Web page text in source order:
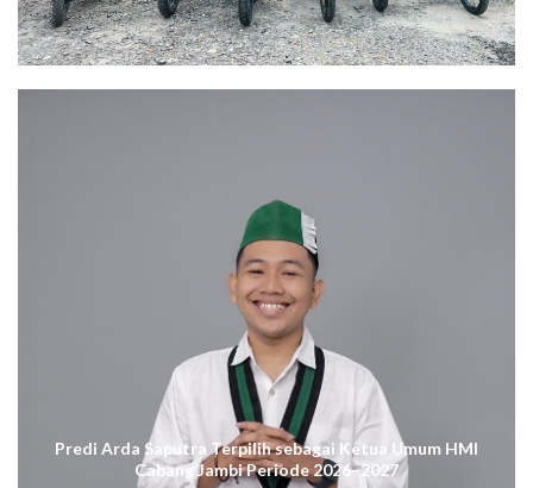
Predi Arda Saputra Terpilih sebagai Ketua Umum HMI
Cabang Jambi Periode 2026–2027